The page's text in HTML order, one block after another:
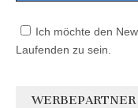
Ich möchte den
Laufenden zu sein.
WERBEPARTNER